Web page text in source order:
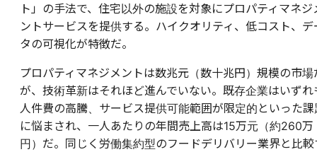
ト」の手法で、住宅以外の施設を対象にプロパティマネジ
ントサービスを提供する。ハイクオリティ、低コスト、デ
タの可視化が特徴だ。
プロパティマネジメントは数兆元（数十兆円）規模の市場
が、技術革新はそれほど進んでいない。既存企業はいずれ
人件費の高騰、サービス提供可能範囲が限定的といった課
に悩まされ、一人あたりの年間売上高は15万元（約260万
円）だ。同じく労働集約型のフードデリバリー業界と比較